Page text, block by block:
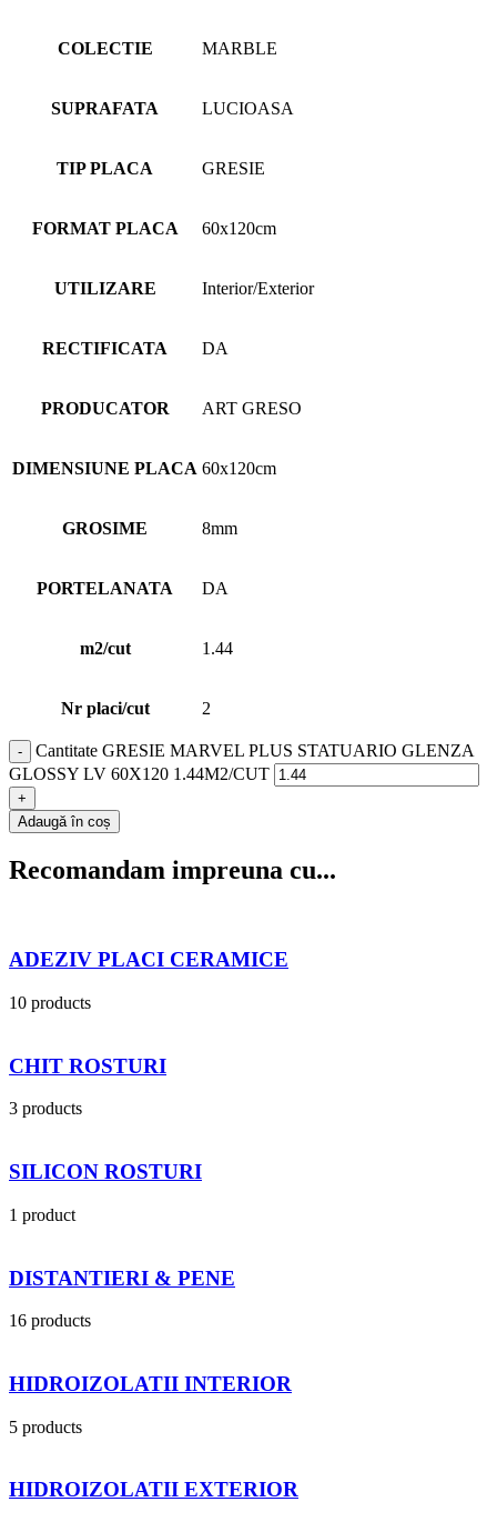
COLECTIE MARBLE
SUPRAFATA LUCIOASA
TIP PLACA GRESIE
FORMAT PLACA 60x120cm
UTILIZARE Interior/Exterior
RECTIFICATA DA
PRODUCATOR ART GRESO
DIMENSIUNE PLACA 60x120cm
GROSIME 8mm
PORTELANATA DA
m2/cut 1.44
Nr placi/cut 2
Cantitate GRESIE MARVEL PLUS STATUARIO GLENZA
GLOSSY LV 60X120 1.44M2/CUT
Adaugă în coș
Recomandam impreuna cu...
ADEZIV PLACI CERAMICE
10 products
CHIT ROSTURI
3 products
SILICON ROSTURI
1 product
DISTANTIERI & PENE
16 products
HIDROIZOLATII INTERIOR
5 products
HIDROIZOLATII EXTERIOR